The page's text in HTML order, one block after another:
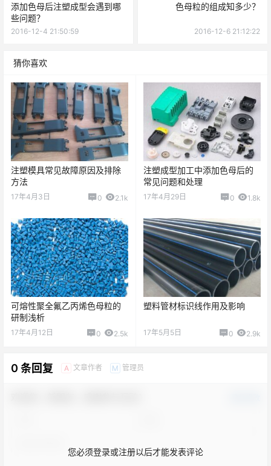
添加色母后注塑成型会遇到哪
些问题？
2016-12-4 21:50:59
色母粒的组成知多少？
2016-12-6 21:12:22
猜你喜欢
注塑模具常见故障原因及排除
方法
17年4月3日 0 2.1k
注塑成型加工中添加色母后的
常见问题和处理
17年4月29日 0 1.8k
可熔性聚全氟乙丙烯色母粒的
研制浅析
17年4月12日 0 2.5k
塑料管材标识线作用及影响
17年5月5日 0 2.9k
0 条回复 A 文章作者 M 管理员
您必须登录或注册以后才能发表评论